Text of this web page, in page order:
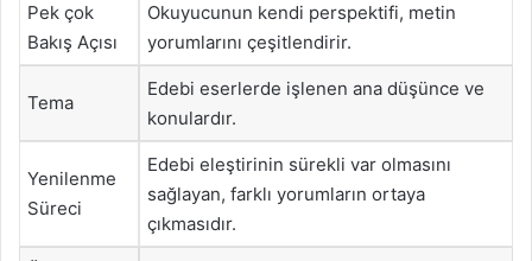
Pek çok
Bakış Açısı
Okuyucunun kendi perspektifi, metin
yorumlarını çeşitlendirir.
Tema
Edebi eserlerde işlenen ana düşünce ve
konulardır.
Yenilenme
Süreci
Edebi eleştirinin sürekli var olmasını
sağlayan, farklı yorumların ortaya
çıkmasıdır.